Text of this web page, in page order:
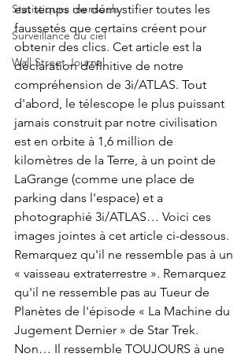
Statistiques mensuels
Surveillance du ciel
Wall Street Journal
est temps de démystifier toutes les
faussetés que certains créent pour
obtenir des clics. Cet article est la
déclaration définitive de notre
compréhension de 3i/ATLAS. Tout
d'abord, le télescope le plus puissant
jamais construit par notre civilisation
est en orbite à 1,6 million de
kilomètres de la Terre, à un point de
LaGrange (comme une place de
parking dans l'espace) et a
photographié 3i/ATLAS… Voici ces
images jointes à cet article ci-dessous.
Remarquez qu'il ne ressemble pas à un
« vaisseau extraterrestre ». Remarquez
qu'il ne ressemble pas au Tueur de
Planètes de l'épisode « La Machine du
Jugement Dernier » de Star Trek.
Non… Il ressemble TOUJOURS à une